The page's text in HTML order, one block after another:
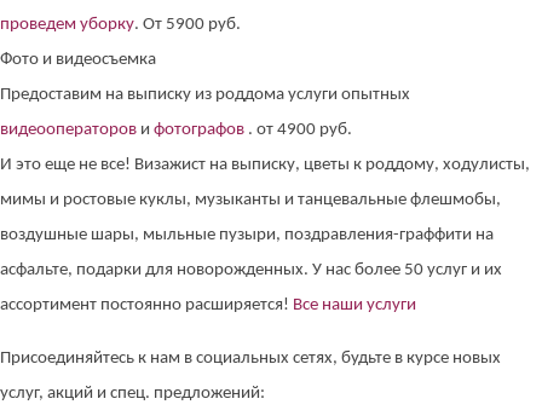
проведем уборку. От 5900 руб.
Фото и видеосъемка
Предоставим на выписку из роддома услуги опытных
видеооператоров и фотографов . от 4900 руб.
И это еще не все! Визажист на выписку, цветы к роддому, ходулисты,
мимы и ростовые куклы, музыканты и танцевальные флешмобы,
воздушные шары, мыльные пузыри, поздравления-граффити на
асфальте, подарки для новорожденных. У нас более 50 услуг и их
ассортимент постоянно расширяется! Все наши услуги
Присоединяйтесь к нам в социальных сетях, будьте в курсе новых
услуг, акций и спец. предложений: